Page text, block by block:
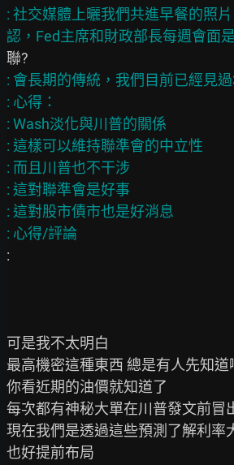
: 社交媒體上曬我們共進早餐的照
: 會長期的傳統，我們目前已經見過
: 心得：
: Wash淡化與川普的關係
: 這樣可以維持聯準會的中立性
: 而且川普也不干涉
: 這對聯準會是好事
: 這對股市債市也是好消息
:
可是我不太明白
最高機密這種東西 總是有人先知道
你看近期的油價就知道了
每次都有神秘大單在川普發文前冒
現在我們是透過這些預測了解利率
也好提前布局